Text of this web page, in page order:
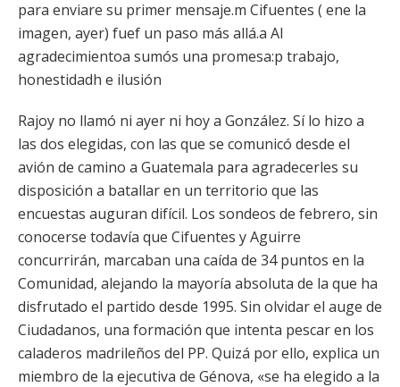
para enviare su primer mensaje.m Cifuentes ( ene la
imagen, ayer) fuef un paso más allá.a Al
agradecimientoa sumós una promesa:p trabajo,
honestidadh e ilusión
Rajoy no llamó ni ayer ni hoy a González. Sí lo hizo a
las dos elegidas, con las que se comunicó desde el
avión de camino a Guatemala para agradecerles su
disposición a batallar en un territorio que las
encuestas auguran difícil. Los sondeos de febrero, sin
conocerse todavía que Cifuentes y Aguirre
concurrirán, marcaban una caída de 34 puntos en la
Comunidad, alejando la mayoría absoluta de la que ha
disfrutado el partido desde 1995. Sin olvidar el auge de
Ciudadanos, una formación que intenta pescar en los
caladeros madrileños del PP. Quizá por ello, explica un
miembro de la ejecutiva de Génova, «se ha elegido a la